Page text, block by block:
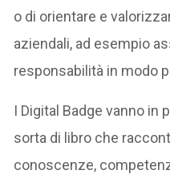
o di orientare e
aziendali, ad esempio
responsabilità in modo
I Digital Badge vanno in
sorta di libro che
conoscenze,